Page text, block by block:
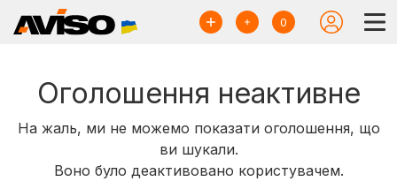
0
Оголошення неактивне
На жаль, ми не можемо показати оголошення, що
ви шукали.
Воно було деактивовано користувачем.